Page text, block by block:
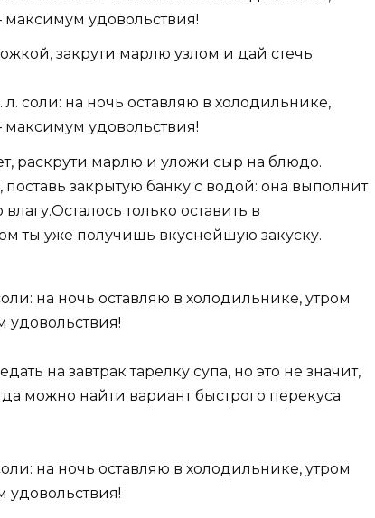
закрути марлю узлом и дай стечь
раскрути марлю и уложи сыр на блюдо.
закрытую банку с водой: она выполнит
только оставить в
ты уже получишь вкуснейшую закуску.
на завтрак тарелку супа, но это не значит,
можно найти вариант быстрого перекуса